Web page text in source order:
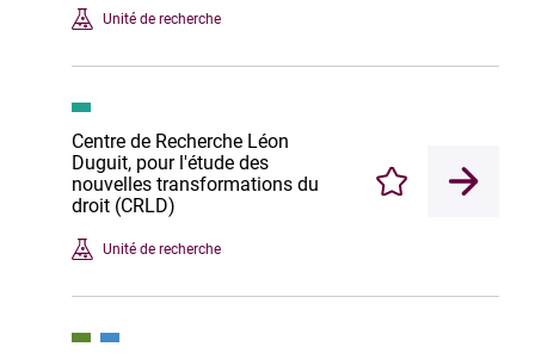
Unité de recherche
Centre de Recherche Léon
Duguit, pour l'étude des
nouvelles transformations du
droit (CRLD)
Unité de recherche
Enregistrer